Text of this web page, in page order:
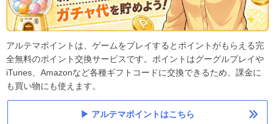
アルテマポイントは、ゲームをプレイするとポイントがもらえる完
全無料のポイント交換サービスです。ポイントはグーグルプレイや
iTunes、Amazonなど各種ギフトコードに交換できるため、課金に
も買い物にも使えます。
アルテマポイントはこちら